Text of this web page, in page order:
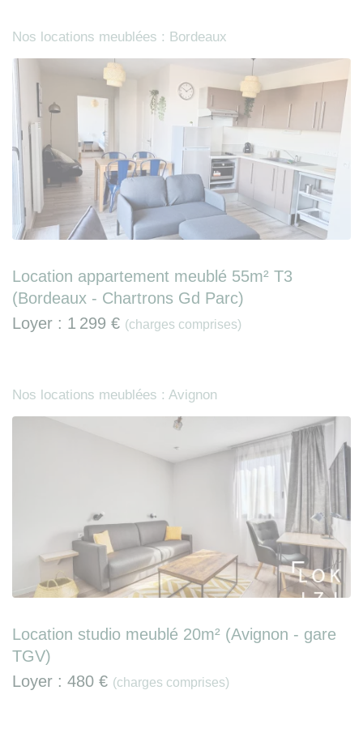
Nos locations meublées : Bordeaux
Location appartement meublé 55m² T3
(Bordeaux - Chartrons Gd Parc)
Loyer : 1 299 € (charges comprises)
Nos locations meublées : Avignon
Location studio meublé 20m² (Avignon - gare
TGV)
Loyer : 480 € (charges comprises)